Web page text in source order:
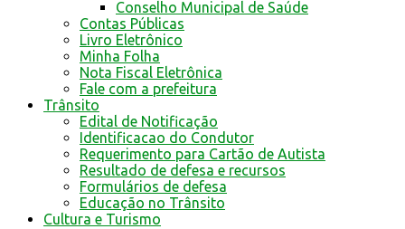
Conselho Municipal de Saúde
Contas Públicas
Livro Eletrônico
Minha Folha
Nota Fiscal Eletrônica
Fale com a prefeitura
Trânsito
Edital de Notificação
Identificacao do Condutor
Requerimento para Cartão de Autista
Resultado de defesa e recursos
Formulários de defesa
Educação no Trânsito
Cultura e Turismo